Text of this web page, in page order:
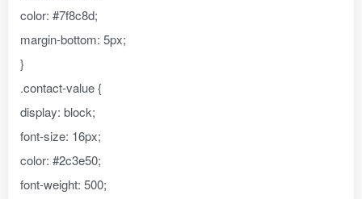
color: #7f8c8d;
margin-bottom: 5px;
}
.contact-value {
display: block;
font-size: 16px;
color: #2c3e50;
font-weight: 500;